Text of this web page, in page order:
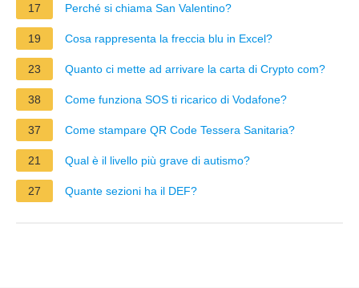
17 Perché si chiama San Valentino?
19 Cosa rappresenta la freccia blu in Excel?
23 Quanto ci mette ad arrivare la carta di Crypto com?
38 Come funziona SOS ti ricarico di Vodafone?
37 Come stampare QR Code Tessera Sanitaria?
21 Qual è il livello più grave di autismo?
27 Quante sezioni ha il DEF?